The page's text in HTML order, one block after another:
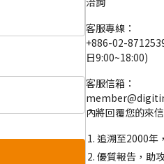
客服專線：
+886-02-
日9:00~18:00)
客服信箱：
內將回覆您的來
追溯至2000年
優質報告，助